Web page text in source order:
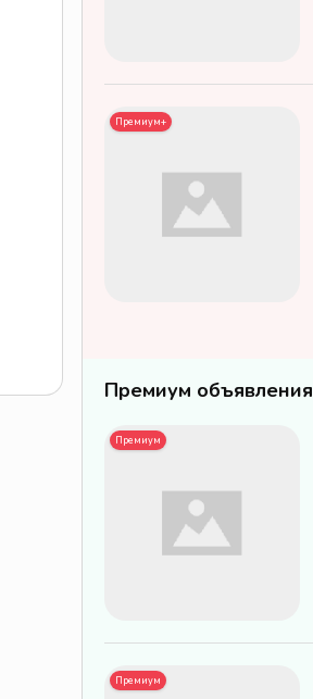
Премиум+
Премиум объявления
Премиум
Премиум